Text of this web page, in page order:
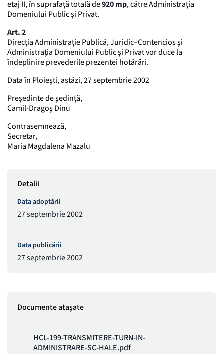
etaj II, în suprafață totală de920 mp, către Administrația
Domeniului Public și Privat.
Art. 2
Direcția Administrație Publică, Juridic–Contencios și
Administrația Domeniului Public și Privat vor duce la
îndeplinire prevederile prezentei hotărâri.
Data în Ploiești, astăzi, 27 septembrie 2002
Președinte de ședință,
Camil-Dragoș Dinu
Contrasemnează,
Secretar,
Maria Magdalena Mazalu
Detalii
Data adoptării
27 septembrie 2002
Data publicării
27 septembrie 2002
Documente atașate
HCL-199-TRANSMITERE-TURN-IN-
ADMINISTRARE-SC-HALE.pdf